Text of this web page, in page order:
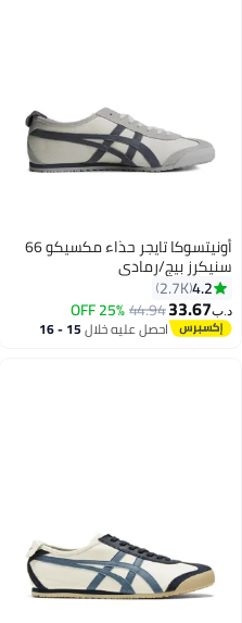
32
أونيتسوكا تايجر حذاء مكسيكو 66
سنيكرز بيج/رمادي
4.2
2.7K
د.ب‏33.67
44.94
25% OFF
احصل عليه خلال 15 - 16